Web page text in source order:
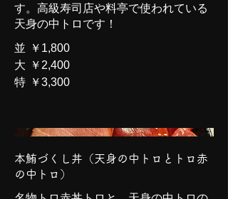
す。高級寿司店や料亭で使われている
天身の中トロです！
並
￥1,800
大
￥2,400
特 ￥3,300
本鮪づくし丼（天身の中トロとトロ赤
の中トロ）